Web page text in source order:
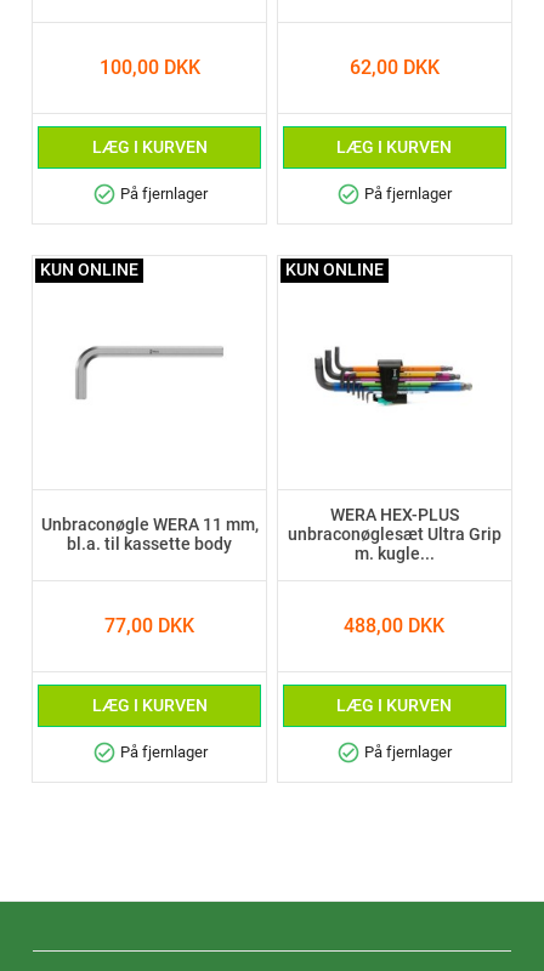
100,00 DKK
LÆG I KURVEN
check_circle På fjernlager
62,00 DKK
LÆG I KURVEN
check_circle På fjernlager
Unbraconøgle WERA 11 mm,
bl.a. til kassette body
77,00 DKK
LÆG I KURVEN
check_circle På fjernlager
KUN ONLINE
WERA HEX-PLUS
unbraconøglesæt Ultra Grip
m. kugle...
488,00 DKK
LÆG I KURVEN
check_circle På fjernlager
KUN ONLINE